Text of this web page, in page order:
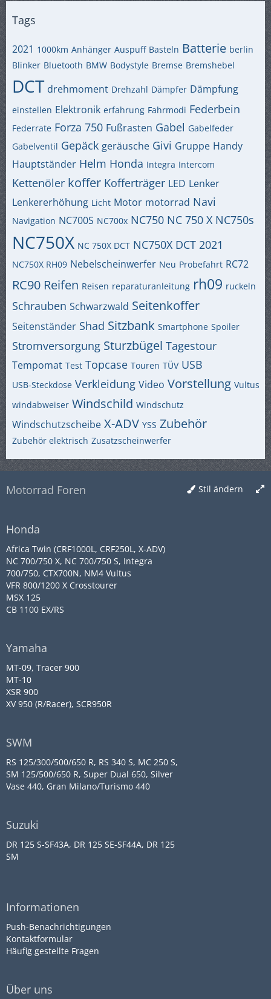
Tags
2021 1000km Anhänger Auspuff Basteln Batterie berlin
Blinker Bluetooth BMW Bodystyle Bremse Bremshebel
DCT drehmoment Drehzahl Dämpfer Dämpfung
einstellen Elektronik erfahrung Fahrmodi Federbein
Federrate Forza 750 Fußrasten Gabel Gabelfeder
Gabelventil Gepäck geräusche Givi Gruppe Handy
Hauptständer Helm Honda Integra Intercom
Kettenöler koffer Kofferträger LED Lenker
Lenkererhöhung Licht Motor motorrad Navi
Navigation NC700S NC700x NC750 NC 750 X NC750s
NC750X NC 750X DCT NC750X DCT 2021
NC750X RH09 Nebelscheinwerfer Neu Probefahrt RC72
RC90 Reifen Reisen reparaturanleitung rh09 ruckeln
Schrauben Schwarzwald Seitenkoffer
Seitenständer Shad Sitzbank Smartphone Spoiler
Stromversorgung Sturzbügel Tagestour
Tempomat Test Topcase Touren TÜV USB
USB-Steckdose Verkleidung Video Vorstellung Vultus
windabweiser Windschild Windschutz
Windschutzscheibe X-ADV YSS Zubehör
Zubehör elektrisch Zusatzscheinwerfer
Stil ändern
Motorrad Foren
Honda
Africa Twin (CRF1000L, CRF250L, X-ADV)
NC 700/750 X, NC 700/750 S, Integra
700/750, CTX700N, NM4 Vultus
VFR 800/1200 X Crosstourer
MSX 125
CB 1100 EX/RS
Yamaha
MT-09, Tracer 900
MT-10
XSR 900
XV 950 (R/Racer), SCR950R
SWM
RS 125/300/500/650 R, RS 340 S, MC 250 S,
SM 125/500/650 R, Super Dual 650, Silver
Vase 440, Gran Milano/Turismo 440
Suzuki
DR 125 S-SF43A, DR 125 SE-SF44A, DR 125
SM
Informationen
Push-Benachrichtigungen
Kontaktformular
Häufig gestellte Fragen
Über uns